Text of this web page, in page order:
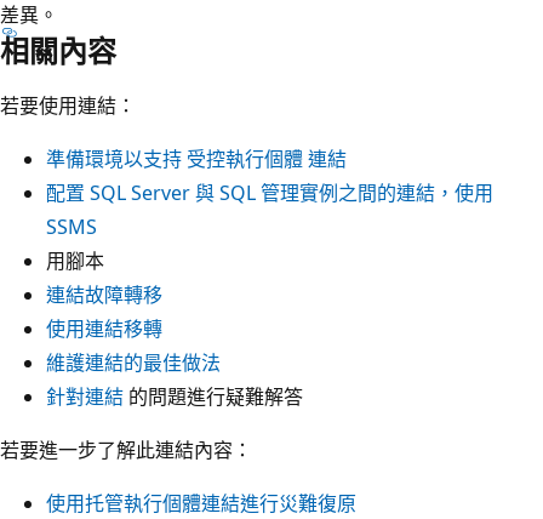
差異。
相關內容
若要使用連結：
準備環境以支持 受控執行個體 連結
配置 SQL Server 與 SQL 管理實例之間的連結，使用
SSMS
用腳本
連結故障轉移
使用連結移轉
維護連結的最佳做法
針對連結 的問題進行疑難解答
若要進一步了解此連結內容：
使用托管執行個體連結進行災難復原